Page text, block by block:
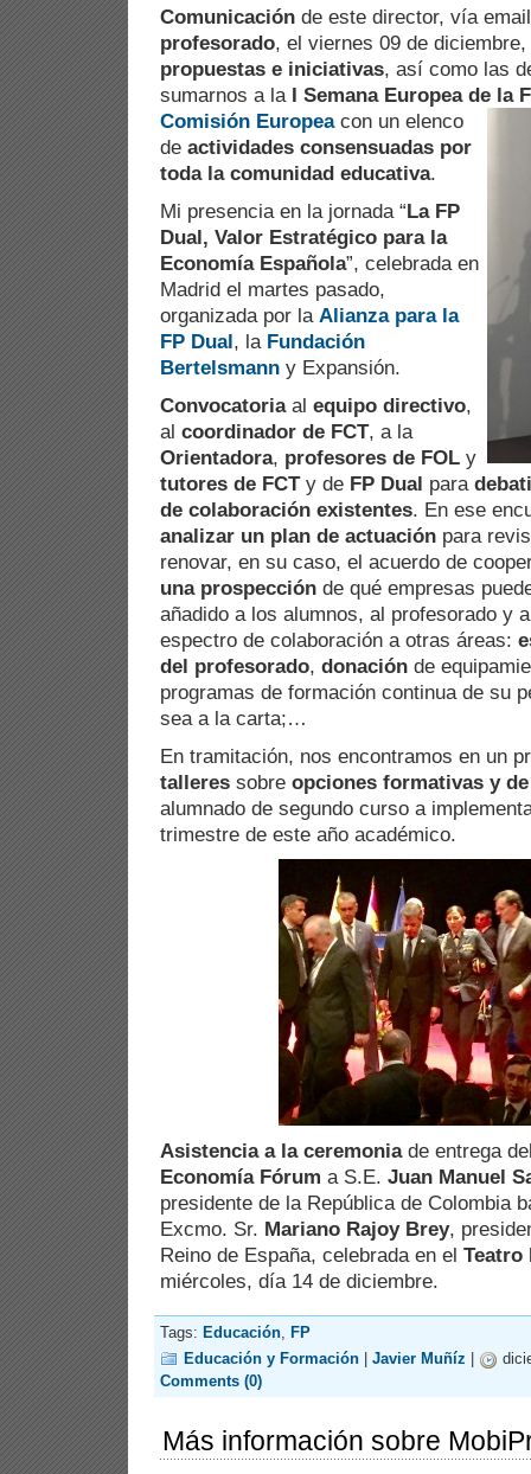
Comunicación de este director, vía
profesorado, el viernes 09 de diciembre,
propuestas e iniciativas, así como las
sumarnos a la I Semana Europea de la
Comisión Europeacon un elenco
de actividades consensuadas por
toda la comunidad educativa.
Mi presencia en la jornada “La FP
Dual, Valor Estratégico para la
Economía Española”, celebrada en
Madrid el martes pasado,
organizada por la Alianza para la
FP Dual, la Fundación
Bertelsmann y Expansión.
Convocatoriaal equipo directivo,
al coordinador de FCT, a la
Orientadora, profesores de FOL y
tutores de FCTy de FP Dual para
de colaboración existentes. En ese
analizar un plan de actuación para
renovar, en su caso, el acuerdo de
una prospección de qué empresas
añadido a los alumnos, al profesorado y
espectro de colaboración a otras áreas:
del profesorado, donación de
programas de formación continua de su
sea a la carta;…
En tramitación, nos encontramos en un
talleres sobre opciones formativas y
alumnado de segundo curso a
trimestre de este año académico.
Asistencia a la ceremoniade entrega
Economía Fórum a S.E. Juan Manuel
presidente de la República de Colombia
Excmo. Sr. Mariano Rajoy Brey,
Reino de España, celebrada en el Teatro
miércoles, día 14 de diciembre.
Tags: Educación, FP
Educación y Formación
Javier Muñíz
Comments (0)
Más información sobre